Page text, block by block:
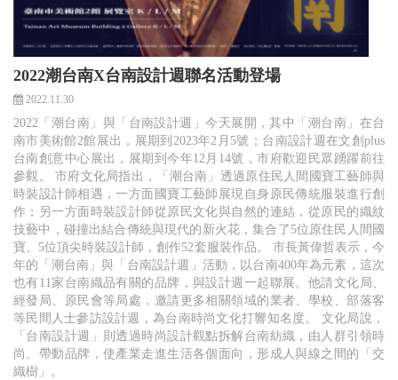
2022潮台南X台南設計週聯名活動登場
2022.11.30
2022「潮台南」與「台南設計週」今天展開，其中「潮台南」在台
南市美術館2館展出，展期到2023年2月5號；台南設計週在文創plus
台南創意中心展出，展期到今年12月14號，市府歡迎民眾踴躍前往
參觀。 市府文化局指出，「潮台南」透過原住民人間國寶工藝師與
時裝設計師相遇，一方面國寶工藝師展現自身原民傳統服裝進行創
作；另一方面時裝設計師從原民文化與自然的連結，從原民的織紋
技藝中，碰撞出結合傳統與現代的新火花，集合了5位原住民人間國
寶、5位頂尖時裝設計師，創作52套服裝作品。 市長黃偉哲表示，今
年的「潮台南」與「台南設計週」活動，以台南400年為元素，這次
也有11家台南織品有關的品牌，與設計週一起聯展。他請文化局、
經發局、原民會等局處，邀請更多相關領域的業者、學校、部落客
等民間人士參訪設計週，為台南時尚文化打響知名度。 文化局說，
「台南設計週」則透過時尚設計觀點拆解台南紡織，由人群引領時
尚、帶動品牌，使產業走進生活各個面向，形成人與線之間的「交
織樹」。